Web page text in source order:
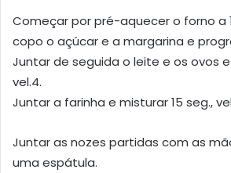
Começar por pré-aquecer o forno a
copo o açúcar e a margarina e
Juntar de seguida o leite e os ovos e
vel.4.
Juntar a farinha e misturar 15 seg.,
Juntar as nozes partidas com as
uma espátula.